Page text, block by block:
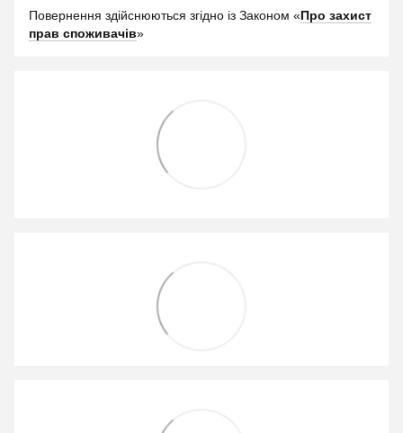
Повернення здійснюються згідно із Законом «Про захист
прав споживачів»